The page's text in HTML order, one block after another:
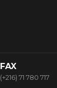
FAX
(+216) 71 780 717